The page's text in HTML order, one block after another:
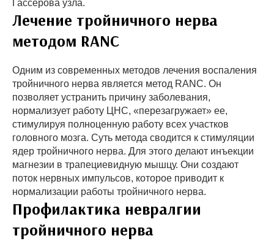
Гассерова узла.
Лечение тройничного нерва
методом RANC
Одним из современных методов лечения воспаления
тройничного нерва является метод RANC. Он
позволяет устранить причину заболевания,
нормализует работу ЦНС, «перезагружает» ее,
стимулируя полноценную работу всех участков
головного мозга. Суть метода сводится к стимуляции
ядер тройничного нерва. Для этого делают инъекции
магнезии в трапециевидную мышцу. Они создают
поток нервных импульсов, которое приводит к
нормализации работы тройничного нерва.
Профилактика невралгии
тройничного нерва